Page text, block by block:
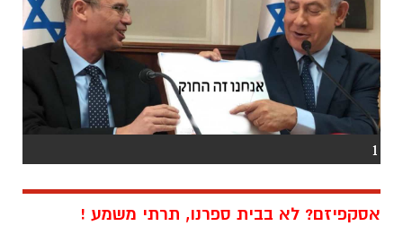
1
אסקפיזם? לא בבית ספרנו, תרתי משמע !